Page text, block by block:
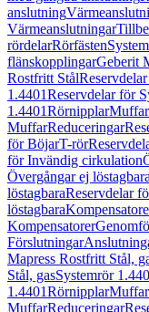
anslutning
Värmeanslutningar
rördelarRörfästen
flänskopplingarGeberit
Rostfritt Stål
1.4401Reservdelar för
1.4401RörnipplarMuffar
MuffarReduceringar
för BöjarT-rör
för Invändig cirkulation
Övergångar ej löstagbara
löstagbaraReservdelar
löstagbara
Kompensatorer
Förslutningar
Mapress Rostfritt Stål,
Stål, gasSystemrör
1.4401RörnipplarMuffar
MuffarReduceringar